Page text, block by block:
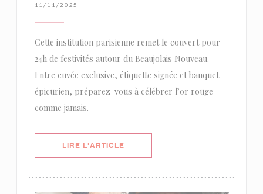
11/11/2025
Cette institution parisienne remet le couvert pour
24h de festivités autour du Beaujolais Nouveau.
Entre cuvée exclusive, étiquette signée et banquet
épicurien, préparez-vous à célébrer l’or rouge
comme jamais.
LIRE L'ARTICLE((OUVRE UNE NOUVELLE